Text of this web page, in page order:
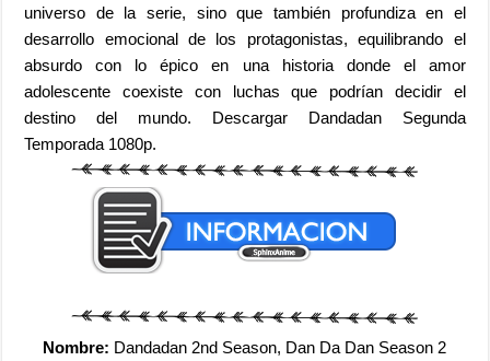
universo de la serie, sino que también profundiza en el
desarrollo emocional de los protagonistas, equilibrando el
absurdo con lo épico en una historia donde el amor
adolescente coexiste con luchas que podrían decidir el
destino del mundo. Descargar Dandadan Segunda
Temporada 1080p.
Nombre: Dandadan 2nd Season, Dan Da Dan Season 2